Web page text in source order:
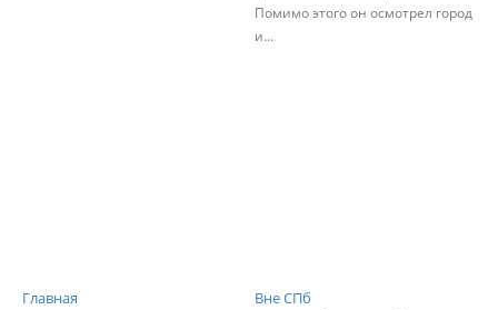
Помимо этого он осмотрел город
и...
Главная Вне СПб